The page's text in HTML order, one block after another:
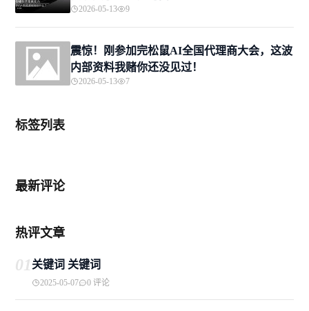
2026-05-13 9
震惊！刚参加完松鼠AI全国代理商大会，这波
内部资料我赌你还没见过！
2026-05-13 7
标签列表
最新评论
热评文章
01关键词 关键词
2025-05-07 0 评论